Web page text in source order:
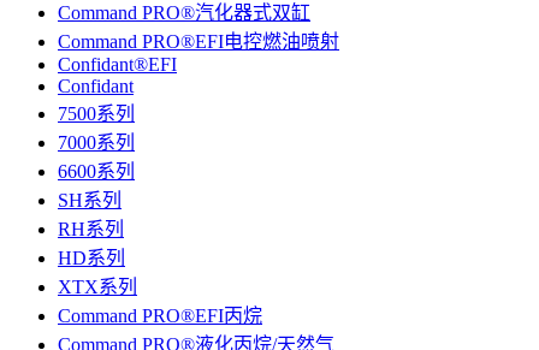
Command PRO®汽化器式双缸
Command PRO®EFI电控燃油喷射
Confidant®EFI
Confidant
7500系列
7000系列
6600系列
SH系列
RH系列
HD系列
XTX系列
Command PRO®EFI丙烷
Command PRO®液化丙烷/天然气